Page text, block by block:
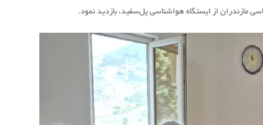
مازندران از ایستگاه هواشناسی پل‌سفید، بازدید نمود.